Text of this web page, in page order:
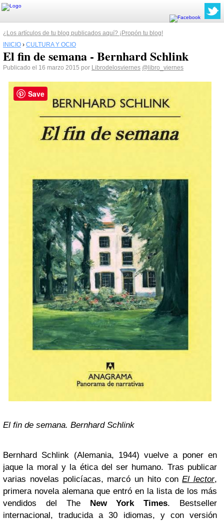
¿Los artículos de tu blog publicados aquí? ¡Propón tu blog!
INICIO › CULTURA Y OCIO
El fin de semana - Bernhard Schlink
Publicado el 16 marzo 2015 por Librodelosviernes @libro_viernes
El fin de semana. Bernhard Schlink
Bernhard Schlink (Alemania, 1944) vuelve a poner en
jaque la moral y la ética del ser humano. Tras publicar
varias novelas policíacas, marcó un hito conEl lector,
primera novela alemana que entró en la lista de los más
vendidos del The
New YorkTimes. Bestseller
internacional, traducida a 30 idiomas, y con versión
Save